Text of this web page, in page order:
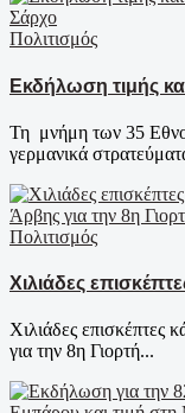
Πολιτισμός
Εκδήλωση τιμής
Τη μνήμη των 35
γερμανικά
Πολιτισμός
Χιλιάδες
Χιλιάδες επισκέπτες
για την 8η Γιορτή...